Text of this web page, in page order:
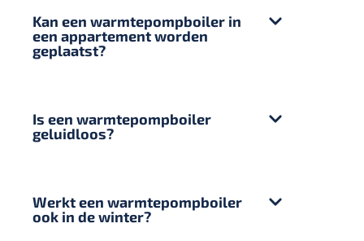
Kan een warmtepompboiler in
een appartement worden
geplaatst?
Is een warmtepompboiler
geluidloos?
Werkt een warmtepompboiler
ook in de winter?